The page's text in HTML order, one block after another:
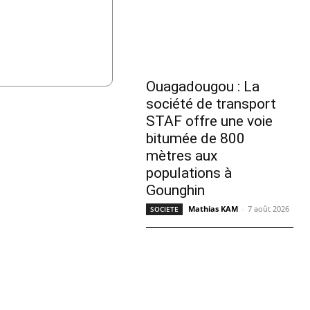
Ouagadougou : La
société de transport
STAF offre une voie
bitumée de 800
mètres aux
populations à
Gounghin
SOCIETE Mathias KAM - 7 août 2026